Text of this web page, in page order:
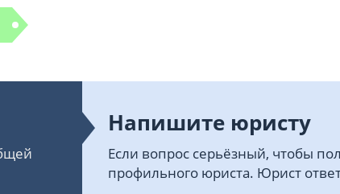
Напишите юристу
Если вопрос серьёзный, чтобы
профильного юриста. Юрист